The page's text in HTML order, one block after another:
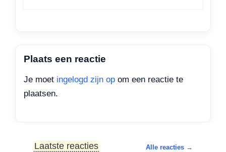
Plaats een reactie
Je moet ingelogd zijn op om een reactie te
plaatsen.
Laatste reacties Alle reacties →